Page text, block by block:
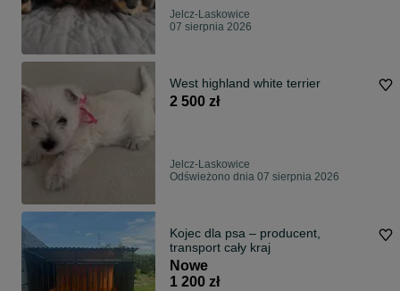
Jelcz-Laskowice
07 sierpnia 2026
West highland white terrier
2 500 zł
Jelcz-Laskowice
Odświeżono dnia 07 sierpnia 2026
Kojec dla psa – producent,
transport cały kraj
Nowe
1 200 zł